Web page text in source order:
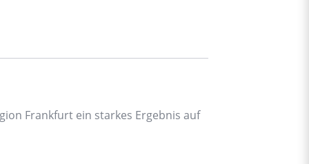
Frankfurt ein starkes Ergebnis auf